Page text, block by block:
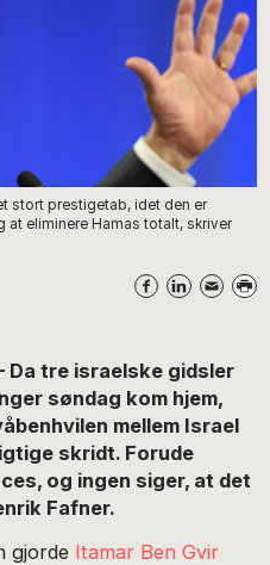
stort prestigetab, idet den er
at eliminere Hamas totalt, skriver
Da tre israelske gidsler
søndag kom hjem,
mellem Israel
skridt. Forude
og ingen siger, at det
Fafner.
gjorde Itamar Ben Gvir